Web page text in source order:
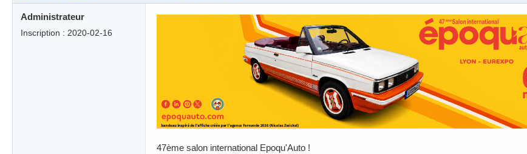
Administrateur
Inscription : 2020-02-16
47ème salon international Epoqu'Auto !